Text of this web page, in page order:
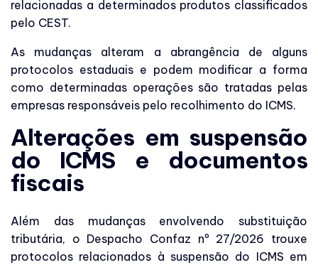
relacionadas a determinados produtos classificados
pelo CEST.
As mudanças alteram a abrangência de alguns
protocolos estaduais e podem modificar a forma
como determinadas operações são tratadas pelas
empresas responsáveis pelo recolhimento do ICMS.
Alterações em suspensão
do ICMS e documentos
fiscais
Além das mudanças envolvendo substituição
tributária, o Despacho Confaz nº 27/2026 trouxe
protocolos relacionados à suspensão do ICMS em